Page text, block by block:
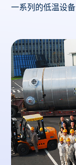
一系列的低温设备